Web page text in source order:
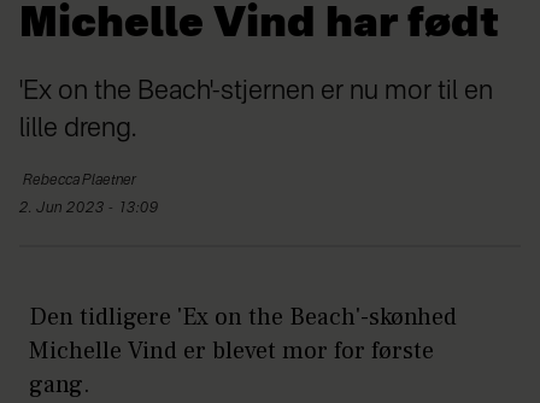
Michelle Vind har født
'Ex on the Beach'-stjernen er nu mor til en
lille dreng.
RebeccaPlaetner
2. Jun 2023 - 13:09
Den tidligere 'Ex on the Beach'-skønhed
Michelle Vind er blevet mor for første
gang.